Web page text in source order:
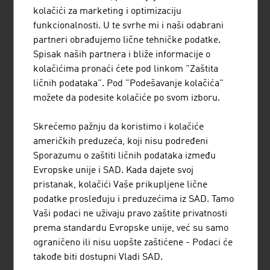
je izgradnja postrojenja za prečišćavanje otpadnih voda,
postrojenja za pripremu vode za piće, kao i jednostavnih
postrojenja za preradu čvrstih otpada uključujući i time
povezanu izgradnju i zatvaranje deponija u
Centralnoistočnoj i Jugoistočnoj Evropi kao i u nekim ...
BRÜDER RATH STEINBRÜCHE
GESELLSCHAFT M.B.H.
JENNER DAGMAR MAG.
kolačići za marketing i optimizaciju
funkcionalnosti. U te svrhe mi i naši odabrani
partneri obrađujemo lične tehničke podatke.
Spisak naših partnera i bliže informacije o
kolačićima pronaći ćete pod linkom "Zaštita
ličnih podataka". Pod "Podešavanje kolačića"
možete da podesite kolačiće po svom izboru.
Skrećemo pažnju da koristimo i kolačiće
američkih preduzeća, koji nisu podređeni
Sporazumu o zaštiti ličnih podataka između
Evropske unije i SAD. Kada dajete svoj
pristanak, kolačići Vaše prikupljene lične
podatke prosleđuju i preduzećima iz SAD. Tamo
Vaši podaci ne uživaju pravo zaštite privatnosti
prema standardu Evropske unije, već su samo
ograničeno ili nisu uopšte zaštićene - Podaci će
takođe biti dostupni Vladi SAD.